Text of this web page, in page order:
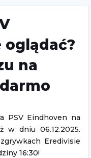
oglądać?
na
PSV Eindhoven na
w dniu 06.12.2025.
Eredivisie
16:30!